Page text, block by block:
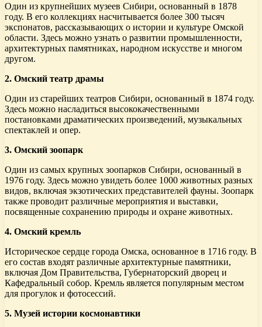
Один из крупнейших музеев Сибири, основанный в 1878
году. В его коллекциях насчитывается более 300 тысяч
экспонатов, рассказывающих о истории и культуре Омской
области. Здесь можно узнать о развитии промышленности,
архитектурных памятниках, народном искусстве и многом
другом.
2. Омский театр драмы
Один из старейших театров Сибири, основанный в 1874 году.
Здесь можно насладиться высококачественными
постановками драматических произведений, музыкальных
спектаклей и опер.
3. Омский зоопарк
Один из самых крупных зоопарков Сибири, основанный в
1976 году. Здесь можно увидеть более 1000 животных разных
видов, включая экзотических представителей фауны. Зоопарк
также проводит различные мероприятия и выставки,
посвященные сохранению природы и охране животных.
4. Омский кремль
Историческое сердце города Омска, основанное в 1716 году. В
его состав входят различные архитектурные памятники,
включая Дом Правительства, Губернаторский дворец и
Кафедральный собор. Кремль является популярным местом
для прогулок и фотосессий.
5. Музей истории космонавтики